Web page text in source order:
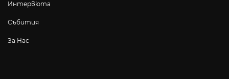
Интервюта
Събития
За Нас